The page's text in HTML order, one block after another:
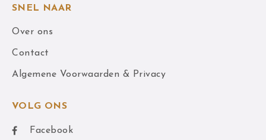
SNEL NAAR
Over ons
Contact
Algemene Voorwaarden & Privacy
VOLG ONS
Facebook